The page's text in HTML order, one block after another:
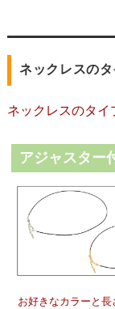
ネックレスの
ネックレスのタイ
アジャスター
お好きなカラーと長